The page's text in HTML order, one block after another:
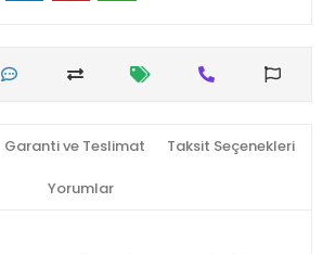
Garanti ve Teslimat Taksit Seçenekleri
Yorumlar